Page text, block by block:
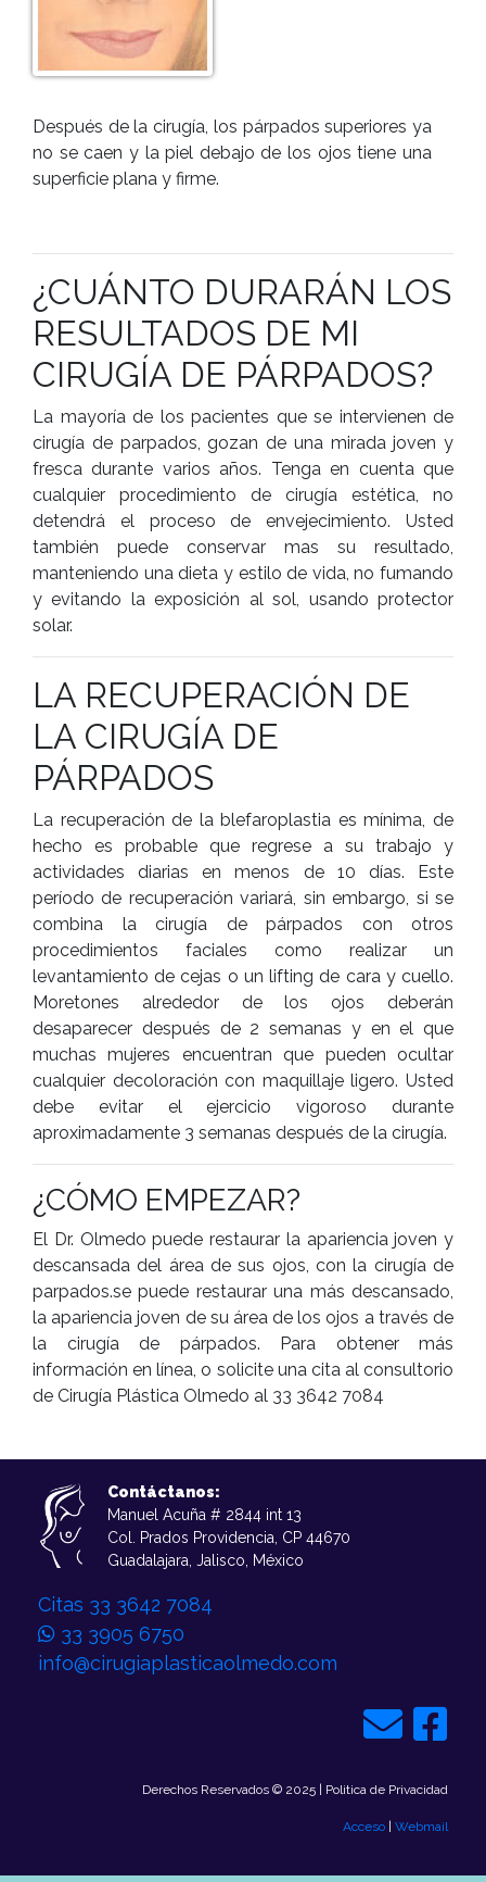
Después de la cirugía, los párpados superiores ya
no se caen y la piel debajo de los ojos tiene una
superficie plana y firme.
¿CUÁNTO DURARÁN LOS
RESULTADOS DE MI
CIRUGÍA DE PÁRPADOS?
La mayoría de los pacientes que se intervienen de
cirugía de parpados, gozan de una mirada joven y
fresca durante varios años. Tenga en cuenta que
cualquier procedimiento de cirugía estética, no
detendrá el proceso de envejecimiento. Usted
también puede conservar mas su resultado,
manteniendo una dieta y estilo de vida, no fumando
y evitando la exposición al sol, usando protector
solar.
LA RECUPERACIÓN DE
LA CIRUGÍA DE
PÁRPADOS
La recuperación de la blefaroplastia es mínima, de
hecho es probable que regrese a su trabajo y
actividades diarias en menos de 10 días. Este
período de recuperación variará, sin embargo, si se
combina la cirugía de párpados con otros
procedimientos faciales como realizar un
levantamiento de cejas o un lifting de cara y cuello.
Moretones alrededor de los ojos deberán
desaparecer después de 2 semanas y en el que
muchas mujeres encuentran que pueden ocultar
cualquier decoloración con maquillaje ligero. Usted
debe evitar el ejercicio vigoroso durante
aproximadamente 3 semanas después de la cirugía.
¿CÓMO EMPEZAR?
El Dr. Olmedo puede restaurar la apariencia joven y
descansada del área de sus ojos, con la cirugía de
parpados.se puede restaurar una más descansado,
la apariencia joven de su área de los ojos a través de
la cirugía de párpados. Para obtener más
información en línea, o solicite una cita al consultorio
de Cirugía Plástica Olmedo al 33 3642 7084
Contáctanos:
Manuel Acuña # 2844 int 13
Col. Prados Providencia, CP 44670
Guadalajara, Jalisco, México
Citas 33 3642 7084
33 3905 6750
info@cirugiaplasticaolmedo.com
Derechos Reservados © 2025 | Politica de Privacidad
Acceso | Webmail